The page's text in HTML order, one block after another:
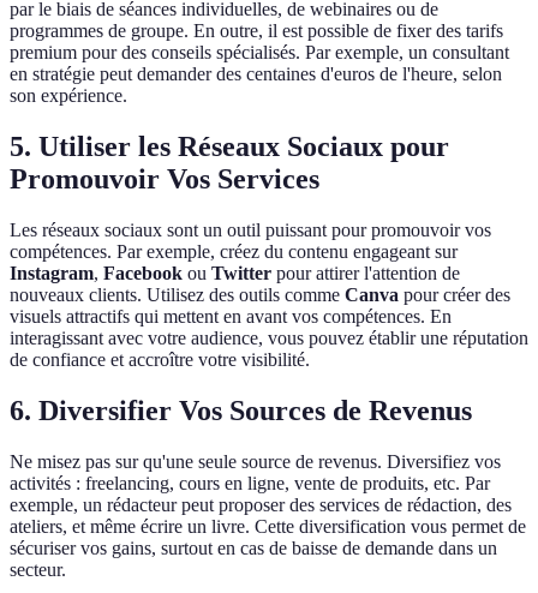
par le biais de séances individuelles, de webinaires ou de
programmes de groupe. En outre, il est possible de fixer des tarifs
premium pour des conseils spécialisés. Par exemple, un consultant
en stratégie peut demander des centaines d'euros de l'heure, selon
son expérience.
5. Utiliser les Réseaux Sociaux pour
Promouvoir Vos Services
Les réseaux sociaux sont un outil puissant pour promouvoir vos
compétences. Par exemple, créez du contenu engageant sur
Instagram, Facebook ou Twitter pour attirer l'attention de
nouveaux clients. Utilisez des outils comme Canva pour créer des
visuels attractifs qui mettent en avant vos compétences. En
interagissant avec votre audience, vous pouvez établir une réputation
de confiance et accroître votre visibilité.
6. Diversifier Vos Sources de Revenus
Ne misez pas sur qu'une seule source de revenus. Diversifiez vos
activités : freelancing, cours en ligne, vente de produits, etc. Par
exemple, un rédacteur peut proposer des services de rédaction, des
ateliers, et même écrire un livre. Cette diversification vous permet de
sécuriser vos gains, surtout en cas de baisse de demande dans un
secteur.